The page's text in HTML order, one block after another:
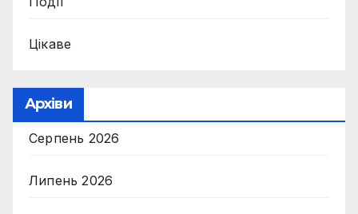
Цікаве
Архіви
Серпень 2026
Липень 2026